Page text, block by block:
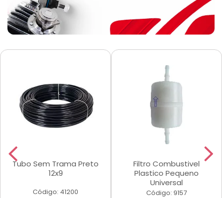
Tubo Sem Trama Preto
12x9
Código: 41200
Filtro Combustivel
Plastico Pequeno
Universal
Código: 9157